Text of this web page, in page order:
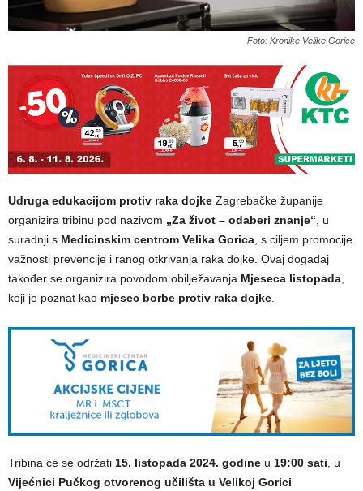
Foto: Kronike Velike Gorice
Udruga edukacijom protiv raka dojke Zagrebačke županije
organizira tribinu pod nazivom „Za život – odaberi znanje“ , u
suradnji s Medicinskim centrom Velika Gorica , s ciljem promocije
važnosti prevencije i ranog otkrivanja raka dojke. Ovaj događaj
također se organizira povodom obilježavanja Mjeseca listopada
koji je poznat kao mjesec borbe protiv raka dojke
Tribina će se održati 15. listopada 2024. godine u 19:00 sati , u
Vijećnici Pučkog otvorenog učilišta u Velikoj Gorici